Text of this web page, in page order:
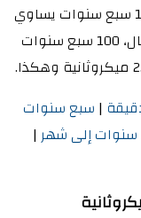
لتحويل سبع سنوات الى ميكروثانية: كل 1 سبع سنوات يساوي
2.20752E+14 ميكروثانية. على سبيل المثال، 100 سبع سنوات
| سبع سنوات
إلى شهر |